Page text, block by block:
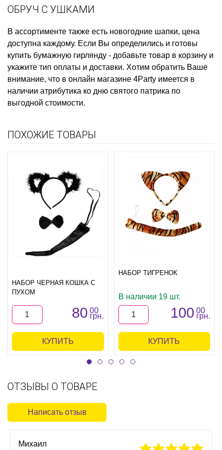
ОБРУЧ С УШКАМИ
В ассортименте также есть новогодние шапки, цена
доступна каждому. Если Вы определились и готовы
купить бумажную гирлянду - добавьте товар в корзину и
укажите тип оплаты и доставки. Хотим обратить Ваше
внимание, что в онлайн магазине 4Party имеется в
наличии атрибутика ко дню святого патрика по
выгодной стоимости.
ПОХОЖИЕ ТОВАРЫ
НАБОР ЧЕРНАЯ КОШКА С
ПУХОМ
80 00
грн.
КУПИТЬ
НАБОР ТИГРЕНОК
В наличии 19 шт.
100 00
грн.
КУПИТЬ
ОТЗЫВЫ О ТОВАРЕ
Написать отзыв
Михаил